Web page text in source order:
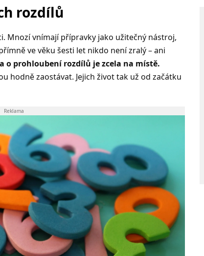
rozdílů
Mnozí vnímají přípravky jako užitečný nástroj,
ve věku šesti let nikdo není zralý – ani
o prohloubení rozdílů je zcela na místě.
hodně zaostávat. Jejich život tak už od začátku
Reklama